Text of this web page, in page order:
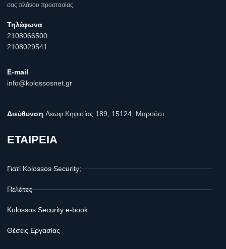
σας πλάνου προστασίας.
Τηλέφωνα
2108066500
2108029541
E-mail
info@kolossosnet.gr
Διεύθυνση Λεωφ.Κηφισίας 189, 15124, Μαρούσι
ΕΤΑΙΡΕΙΑ
Γιατί Kolossos Security;
Πελάτες
Kolossos Security e-book
Θέσεις Εργασίας